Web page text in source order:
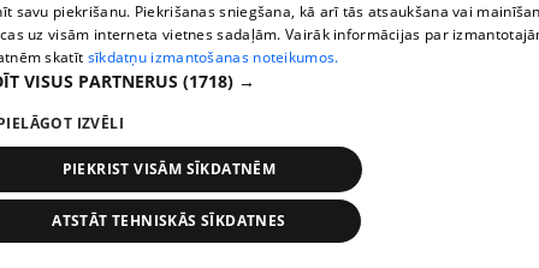
pirms 2 nedēļām, 6 dienām
Magone sarūpē īpašu dāvanu savai draudzenei
72. epizode
savu piekrišanu. Piekrišanas sniegšana, kā arī tās atsaukšana vai
uz visām interneta vietnes sadaļām. Vairāk informācijas par
skatīt sīkdatņu izmantošanas noteikumos.
VISUS PARTNERUS (1718) →
IZVĒLI
PIEKRIST VISĀM SĪKDATNĒM
ATSTĀT TEHNISKĀS SĪKDATNES